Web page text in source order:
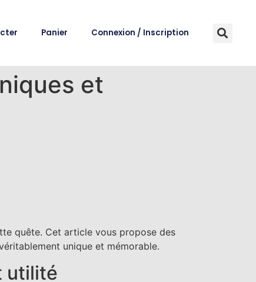
Panier Connexion / Inscription
et
quête. Cet article vous propose des
unique et mémorable.
utilité